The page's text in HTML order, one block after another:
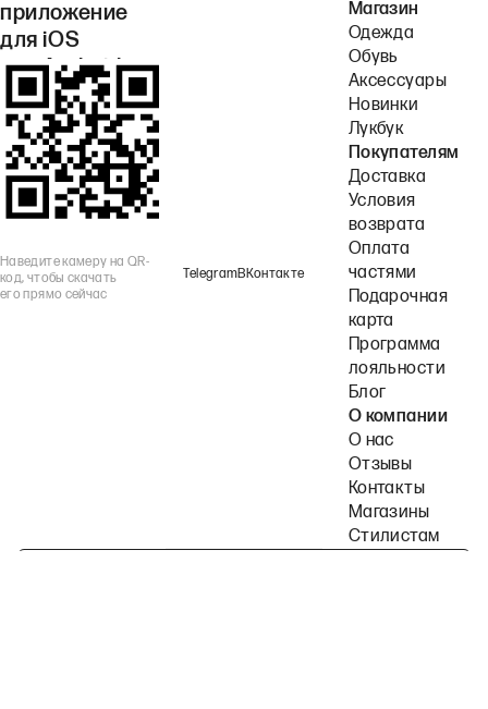
приложение
для iOS
или Android.
Наведите камеру на QR-
код, чтобы скачать
его прямо сейчас
TelegramВКонтакте
Магазин
Одежда
Обувь
Аксессуары
Новинки
Лукбук
Покупателям
Доставка
Условия
возврата
Оплата
частями
Подарочная
карта
Программа
лояльности
Блог
О компании
О нас
Отзывы
Контакты
Магазины
Стилистам